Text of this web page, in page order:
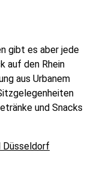
gibt es aber jede
auf den Rhein
aus Urbanem
und Snacks